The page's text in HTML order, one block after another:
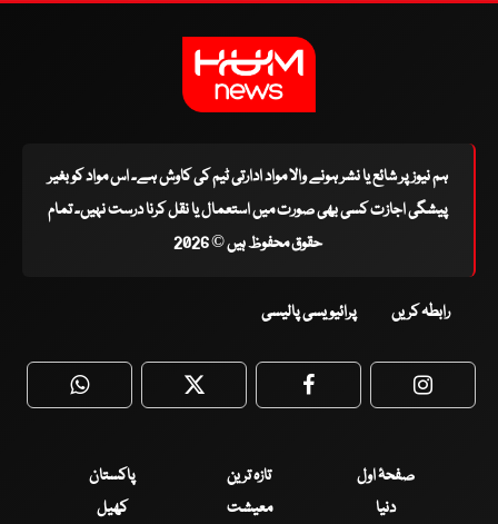
ہم نیوز پر شائع یا نشر ہونے والا مواد ادارتی ٹیم کی کاوش ہے۔ اس مواد کو بغیر
پیشگی اجازت کسی بھی صورت میں استعمال یا نقل کرنا درست نہیں۔ تمام
حقوق محفوظ ہیں © 2026
رابطہ کریں پرائیویسی پالیسی
WhatsApp Twitter Facebook
صفحۂ اول تازہ ترین
پاکستان
دنیا
معیشت کھیل